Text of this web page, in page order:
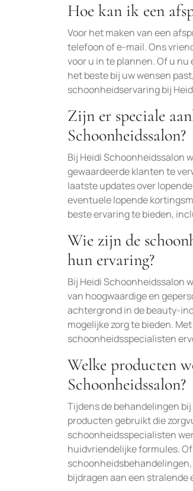
Hoe kan ik een
Voor het maken van een
telefoon of e-mail. Ons
voor u in te plannen. Of u
het beste bij uw wensen
schoonheidservaring bij
Zijn er speciale
Schoonheidssalon?
Bij Heidi Schoonheidssalon
gewaardeerde klanten te
laatste updates over
eventuele lopende
beste ervaring te bieden,
Wie zijn de
hun ervaring?
Bij Heidi Schoonheidssalon
van hoogwaardige en
achtergrond in de beauty-
mogelijke zorg te bieden.
schoonheidsspecialisten
Welke producten
Schoonheidssalon?
Tijdens de behandelingen
producten gebruikt die
schoonheidsspecialisten
huidvriendelijke formules.
bijdragen aan een stralende